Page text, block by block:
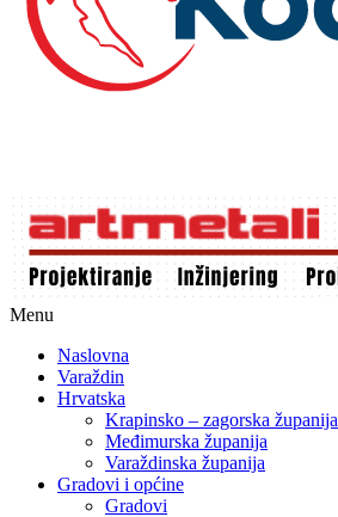
Menu
Naslovna
Varaždin
Hrvatska
Krapinsko – zagorska županija
Međimurska županija
Varaždinska županija
Gradovi i općine
Gradovi